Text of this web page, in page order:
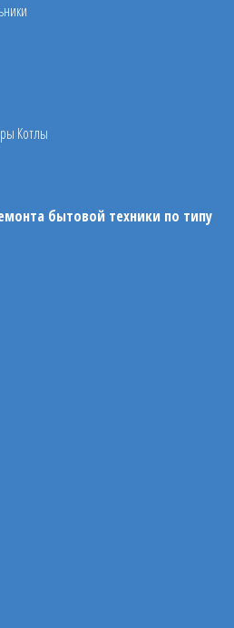
Котлы
бытовой техники по типу